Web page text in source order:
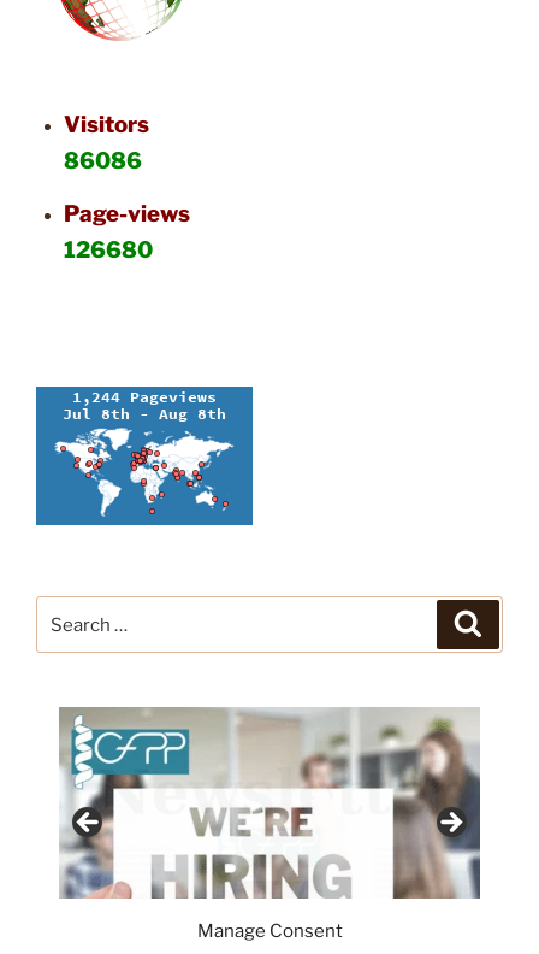
Manage Consent
Visitors
86086
Page-views
126680